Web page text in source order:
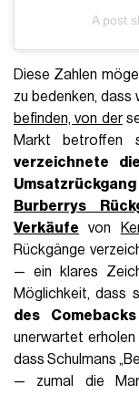
A post
Diese Zahlen
zu bedenken, dass
befinden, von der
Markt betroffen
verzeichnete
Umsatzrückgang
Burberrys
Verkäufe von
Rückgänge
— ein klares
Möglichkeit, dass
des
unerwartet erholen
dass Schulmans
— zumal die